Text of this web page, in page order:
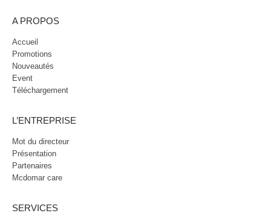
A PROPOS
Accueil
Promotions
Nouveautés
Event
Téléchargement
L’ENTREPRISE
Mot du directeur
Présentation
Partenaires
Mcdomar care
SERVICES